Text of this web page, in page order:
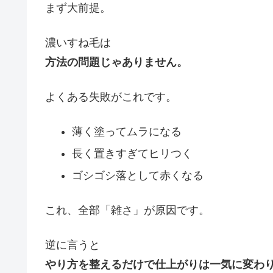
まず大前提。
濃いすね毛は
方法の問題じゃありません。
よくある失敗がこれです。
薄く塗ってムラになる
長く置きすぎてヒリつく
ゴシゴシ落として赤くなる
これ、全部「雑さ」が原因です。
逆に言うと
やり方を整えるだけで仕上がりは一気に変わ